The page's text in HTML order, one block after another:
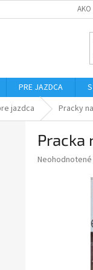
PRE JAZDCA
jazdca Pracky
Pracka
Priemerné
Neohodnotené